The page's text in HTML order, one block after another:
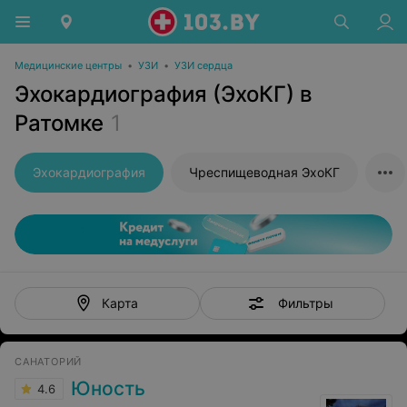
Медицинские центры • УЗИ • УЗИ сердца
Эхокардиография (ЭхоКГ) в
Ратомке 1
Эхокардиография Чреспищеводная ЭхоКГ
Карта Фильтры
САНАТОРИЙ
4.6 Юность